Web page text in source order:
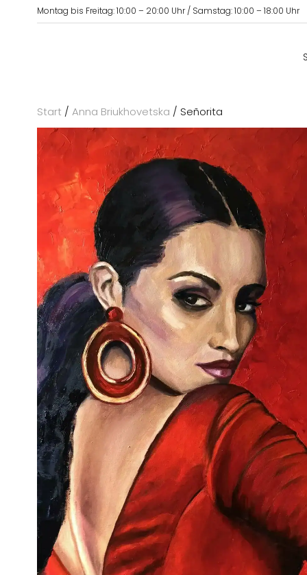
Montag bis Freitag: 10:00 – 20:00 Uhr / Samstag: 10:00 – 18:00 Uhr
Start / Anna Briukhovetska / Señorita